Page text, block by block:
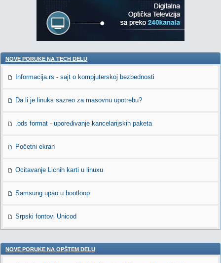
NOVE PORUKE NA TECH DELU
Informacija.rs - sajt o kompjuterskoj bezbednosti
Da li je linuks sazreo za masovnu upotrebu?
.ods format - upoređivanje kancelarijskih paketa
Početni ekran
Ocitavanje Licnih karti u linuxu
Samsung upao u bootloop
Srpski fontovi Unicod
NOVE PORUKE NA OPŠTEM DELU